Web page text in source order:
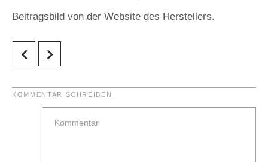
Beitragsbild von der Website des Herstellers.
KOMMENTAR SCHREIBEN